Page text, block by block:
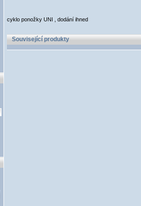
cyklo ponožky UNI , dodání ihned
Související produkty